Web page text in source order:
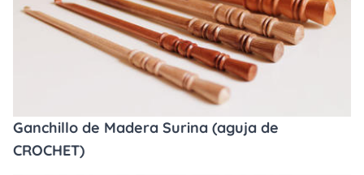
Ganchillo de Madera Surina (aguja de
CROCHET)